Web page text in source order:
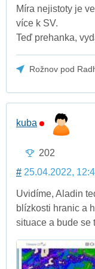
Míra nejistoty je
více k SV.
Teď prehanka,
Rožnov pod
kuba
202
# 25.04.2022,
Uvidíme, Aladin
blízkosti hranic a
situace a bude se